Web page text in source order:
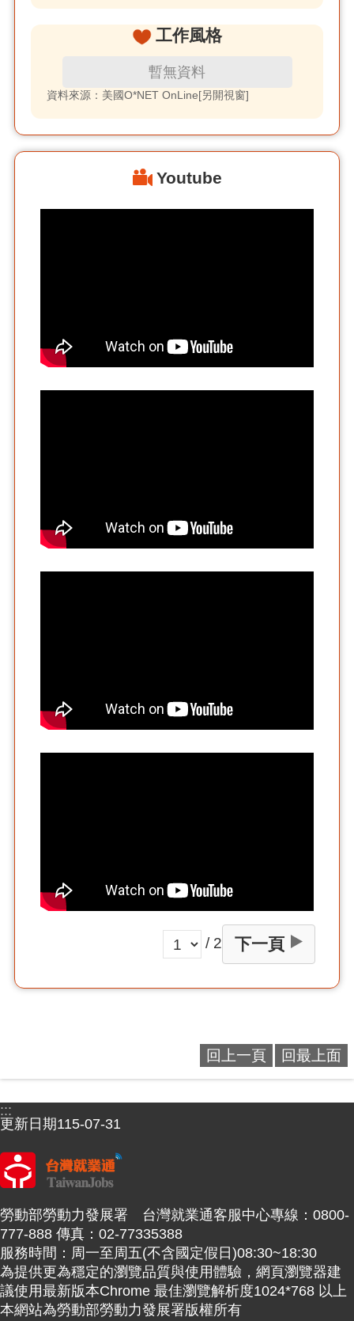
工作風格
暫無資料
資料來源：美國O*NET OnLine[另開視窗]
Youtube
/ 2 下一頁
回上一頁 回最上面
:::
更新日期115-07-31
勞動部勞動力發展署 台灣就業通客服中心專線：0800-
777-888 傳真：02-77335388
服務時間：周一至周五(不含國定假日)08:30~18:30
為提供更為穩定的瀏覽品質與使用體驗，網頁瀏覽器建
議使用最新版本Chrome 最佳瀏覽解析度1024*768 以上
本網站為勞動部勞動力發展署版權所有